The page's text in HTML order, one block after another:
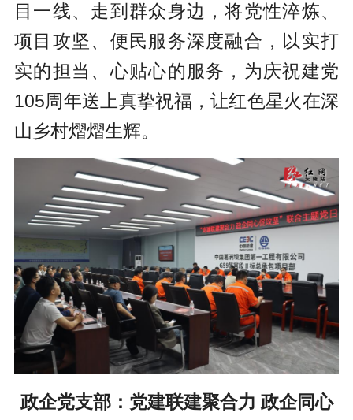
目一线、走到群众身边，将党性淬炼、
项目攻坚、便民服务深度融合，以实打
实的担当、心贴心的服务，为庆祝建党
105周年送上真挚祝福，让红色星火在深
山乡村熠熠生辉。
政企党支部：党建联建聚合力 政企同心